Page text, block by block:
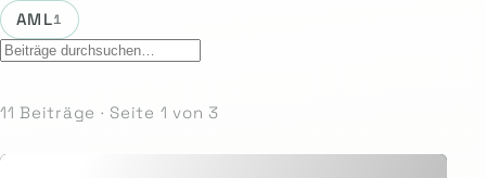
AML1
11 Beiträge · Seite 1 von 3